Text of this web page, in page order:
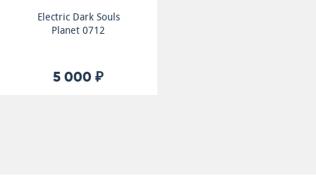
Electric Dark Souls
Planet 0712
5 000 ₽